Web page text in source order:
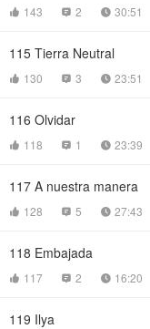
 143  2  30:51
115 Tierra Neutral
 130  3  23:51
116 Olvidar
 118  1  23:39
117 A nuestra manera
 128  5  27:43
118 Embajada
 117  2  16:20
119 Ilya